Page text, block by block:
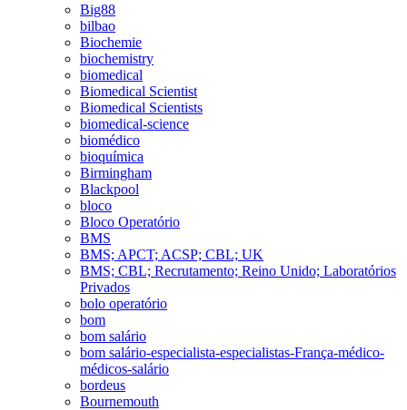
Big88
bilbao
Biochemie
biochemistry
biomedical
Biomedical Scientist
Biomedical Scientists
biomedical-science
biomédico
bioquímica
Birmingham
Blackpool
bloco
Bloco Operatório
BMS
BMS; APCT; ACSP; CBL; UK
BMS; CBL; Recrutamento; Reino Unido; Laboratórios
Privados
bolo operatório
bom
bom salário
bom salário-especialista-especialistas-França-médico-
médicos-salário
bordeus
Bournemouth